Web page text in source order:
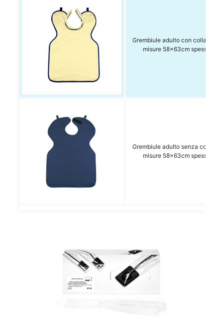
Grembiule adulto con collare
misure 58x63cm spessore
Grembiule adulto senza collare
misure 58x63cm spessore